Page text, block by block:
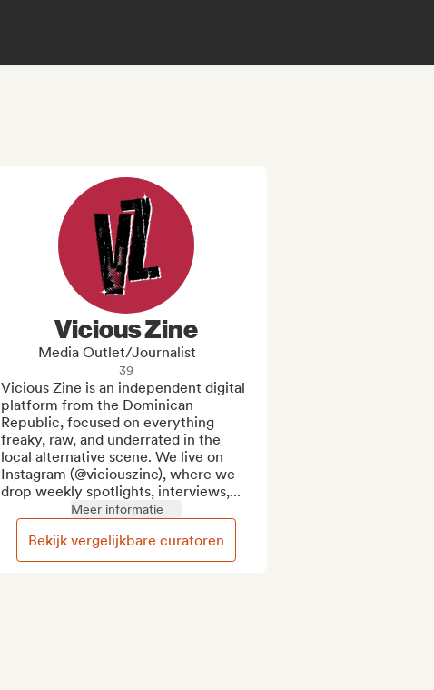
Vicious Zine
Media Outlet/Journalist
39
Vicious Zine is an independent digital
platform from the Dominican
Republic, focused on everything
freaky, raw, and underrated in the
local alternative scene. We live on
Instagram (@viciouszine), where we
drop weekly spotlights, interviews,...
Meer informatie
Bekijk vergelijkbare curatoren